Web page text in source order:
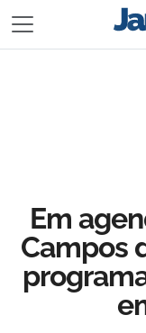
Em
Campos